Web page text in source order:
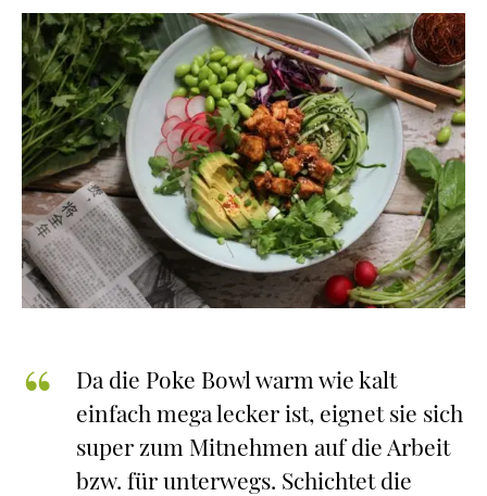
Da die Poke Bowl warm wie kalt
einfach mega lecker ist, eignet sie sich
super zum Mitnehmen auf die Arbeit
bzw. für unterwegs. Schichtet die